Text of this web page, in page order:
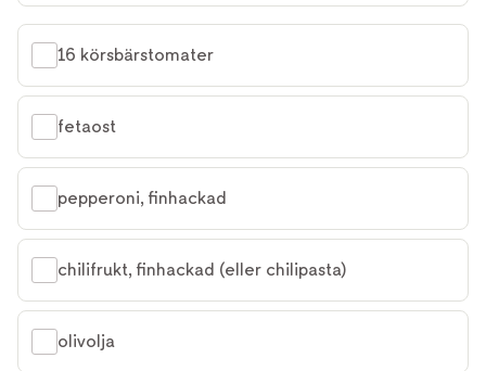
16 körsbärstomater
fetaost
pepperoni, finhackad
chilifrukt, finhackad (eller chilipasta)
olivolja